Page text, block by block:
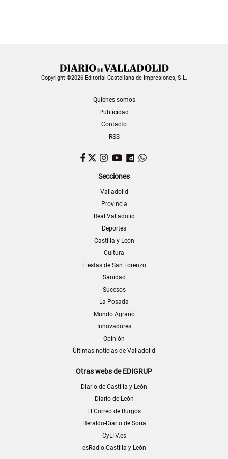
Copyright ©2026 Editorial Castellana de Impresiones, S.L.
Quiénes somos
Publicidad
Contacto
RSS
Facebook
TwitterInstagram
YouTubeDailymotion
Secciones
Valladolid
Provincia
Real Valladolid
Deportes
Castilla y León
Cultura
Fiestas de San Lorenzo
Sanidad
Sucesos
La Posada
Mundo Agrario
Innovadores
Opinión
Últimas noticias de Valladolid
Otras webs de EDIGRUP
Diario de Castilla y León
Diario de León
El Correo de Burgos
Heraldo-Diario de Soria
CyLTV.es
esRadio Castilla y León